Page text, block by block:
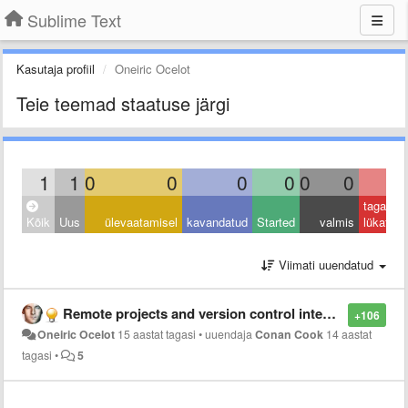
Sublime Text
Kasutaja profiil Oneiric Ocelot
Teie teemad staatuse järgi
1 1 0 0 0 0 0 0
Kõik Uus ülevaatamisel kavandatud Started valmis
tagasi
lükatud
Viimati uuendatud
+106
Remote projects and version control integration
Oneiric Ocelot 15 aastat tagasi •uuendajaConan Cook 14 aastat
tagasi • 5